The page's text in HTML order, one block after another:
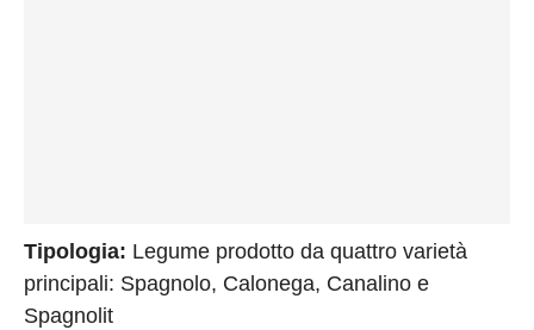
Tipologia: Legume prodotto da quattro varietà
principali: Spagnolo, Calonega, Canalino e
Spagnolit